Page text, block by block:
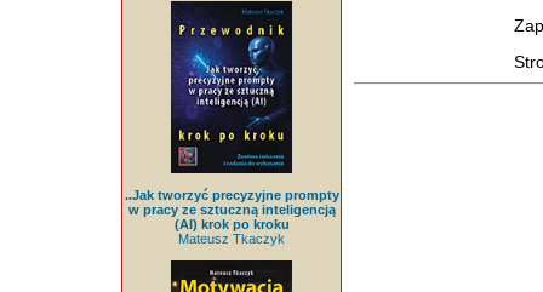
..Jak tworzyć precyzyjne prompty
w pracy ze sztuczną inteligencją
(AI) krok po kroku
Mateusz Tkaczyk